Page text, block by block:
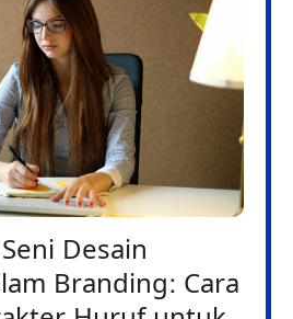
Desain
Branding: Cara